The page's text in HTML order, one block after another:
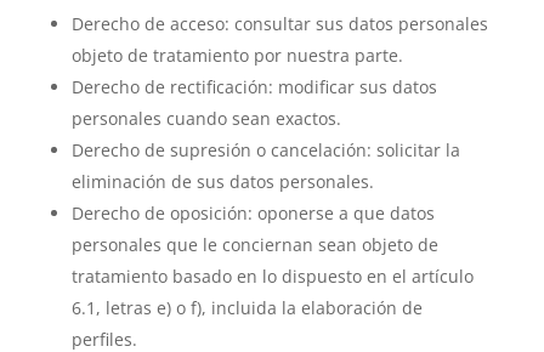
Derecho de acceso: consultar sus datos personales
objeto de tratamiento por nuestra parte.
Derecho de rectificación: modificar sus datos
personales cuando sean exactos.
Derecho de supresión o cancelación: solicitar la
eliminación de sus datos personales.
Derecho de oposición: oponerse a que datos
personales que le conciernan sean objeto de
tratamiento basado en lo dispuesto en el artículo
6.1, letras e) o f), incluida la elaboración de
perfiles.